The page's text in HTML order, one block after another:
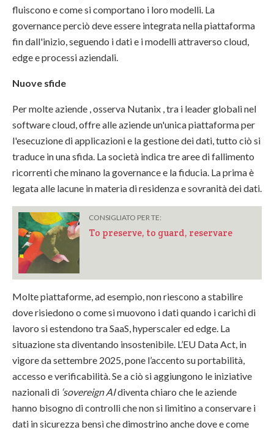
fluiscono e come si comportano i loro modelli. La
governance perciò deve essere integrata nella piattaforma
fin dall'inizio, seguendo i dati e i modelli attraverso cloud,
edge e processi aziendali.
Nuove sfide
Per molte aziende , osserva Nutanix , tra i leader globali nel
software cloud, offre alle aziende un'unica piattaforma per
l'esecuzione di applicazioni e la gestione dei dati, tutto ciò si
traduce in una sfida. La società indica tre aree di fallimento
ricorrenti che minano la governance e la fiducia. La prima è
legata alle lacune in materia di residenza e sovranità dei dati.
CONSIGLIATO PER TE:
To preserve, to guard, reservare
Molte piattaforme, ad esempio, non riescono a stabilire
dove risiedono o come si muovono i dati quando i carichi di
lavoro si estendono tra SaaS, hyperscaler ed edge. La
situazione sta diventando insostenibile. L’EU Data Act, in
vigore da settembre 2025, pone l’accento su portabilità,
accesso e verificabilità. Se a ciò si aggiungono le iniziative
nazionali di ‘sovereign AIdiventa chiaro che le aziende
hanno bisogno di controlli che non si limitino a conservare i
dati in sicurezza bensì che dimostrino anche dove e come